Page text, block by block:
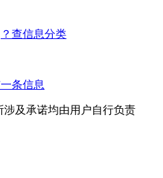
？查信息分类
条信息
及承诺均由用户自行负责